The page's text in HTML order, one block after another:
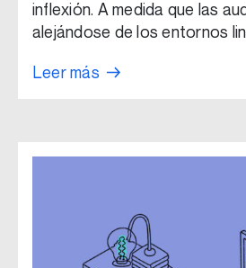
inflexión. A medida que las
alejándose de los entornos
Leer más